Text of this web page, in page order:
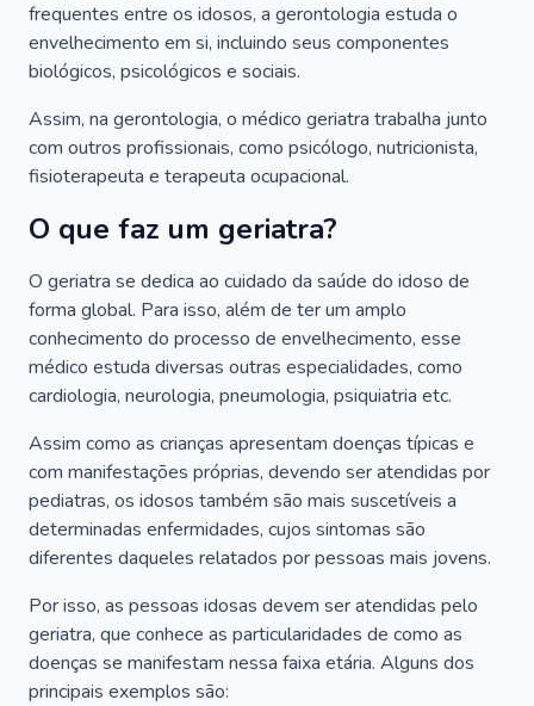
frequentes entre os idosos, a gerontologia estuda o
envelhecimento em si, incluindo seus componentes
biológicos, psicológicos e sociais.
Assim, na gerontologia, o médico geriatra trabalha junto
com outros profissionais, como psicólogo, nutricionista,
fisioterapeuta e terapeuta ocupacional.
O que faz um geriatra?
O geriatra se dedica ao cuidado da saúde do idoso de
forma global. Para isso, além de ter um amplo
conhecimento do processo de envelhecimento, esse
médico estuda diversas outras especialidades, como
cardiologia, neurologia, pneumologia, psiquiatria etc.
Assim como as crianças apresentam doenças típicas e
com manifestações próprias, devendo ser atendidas por
pediatras, os idosos também são mais suscetíveis a
determinadas enfermidades, cujos sintomas são
diferentes daqueles relatados por pessoas mais jovens.
Por isso, as pessoas idosas devem ser atendidas pelo
geriatra, que conhece as particularidades de como as
doenças se manifestam nessa faixa etária. Alguns dos
principais exemplos são: